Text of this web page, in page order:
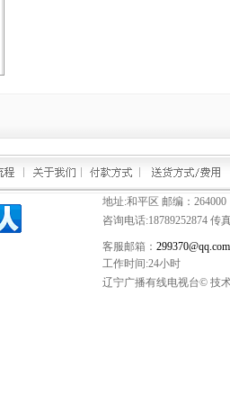
地址:和平区 邮编：264000
咨询电话:18789252874 传
客服邮箱： 299370@qq.com
工作时间:24小时
辽宁广播有线电视台© 技